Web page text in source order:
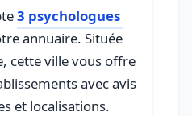
3 psychologues
annuaire. Située
cette ville vous offre
avec avis
et localisations.